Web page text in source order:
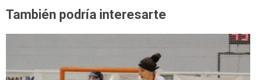
También podría interesarte